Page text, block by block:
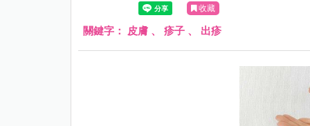
收藏
關鍵字： 皮膚 、 疹子 、 出疹